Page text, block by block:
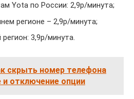
Yota по России: 2,9р/минута;
регионе – 2,9р/минута;
3,9р/минута.
скрыть номер телефона
и отключение опции